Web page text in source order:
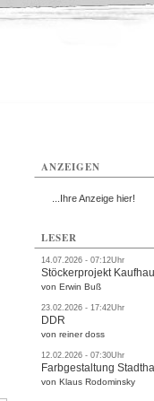
ANZEIGEN
...Ihre Anzeige hier!
LESER
14.07.2026 - 07:12Uhr
Stöckerprojekt
von Erwin Buß
23.02.2026 - 17:42Uhr
DDR
von reiner doss
12.02.2026 - 07:30Uhr
Farbgestaltung
von Klaus Rodominsky